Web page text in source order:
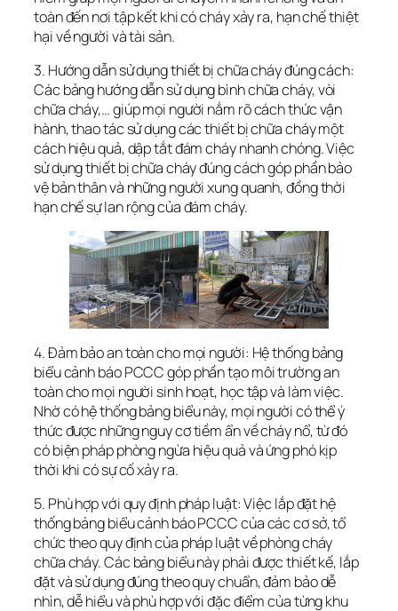
toàn đến nơi tập kết khi có cháy xảy ra, hạn chế thiệt
hại về người và tài sản.
3. Hướng dẫn sử dụng thiết bị chữa cháy đúng cách:
Các bảng hướng dẫn sử dụng bình chữa cháy, vòi
chữa cháy,… giúp mọi người nắm rõ cách thức vận
hành, thao tác sử dụng các thiết bị chữa cháy một
cách hiệu quả, dập tắt đám cháy nhanh chóng. Việc
sử dụng thiết bị chữa cháy đúng cách góp phần bảo
vệ bản thân và những người xung quanh, đồng thời
hạn chế sự lan rộng của đám cháy.
4. Đảm bảo an toàn cho mọi người: Hệ thống bảng
biểu cảnh báo PCCC góp phần tạo môi trường an
toàn cho mọi người sinh hoạt, học tập và làm việc.
Nhờ có hệ thống bảng biểu này, mọi người có thể ý
thức được những nguy cơ tiềm ẩn về cháy nổ, từ đó
có biện pháp phòng ngừa hiệu quả và ứng phó kịp
thời khi có sự cố xảy ra.
5. Phù hợp với quy định pháp luật: Việc lắp đặt hệ
thống bảng biểu cảnh báo PCCC của các cơ sở, tổ
chức theo quy định của pháp luật về phòng cháy
chữa cháy. Các bảng biểu này phải được thiết kế, lắp
đặt và sử dụng đúng theo quy chuẩn, đảm bảo dễ
nhìn, dễ hiểu và phù hợp với đặc điểm của từng khu